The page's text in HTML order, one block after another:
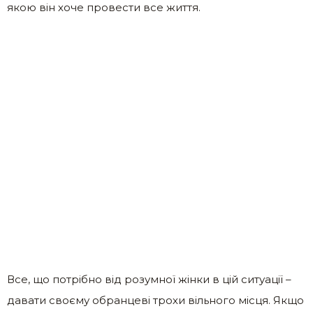
якою він хоче провести все життя.
Все, що потрібно від розумної жінки в цій ситуації –
давати своєму обранцеві трохи вільного місця. Якщо